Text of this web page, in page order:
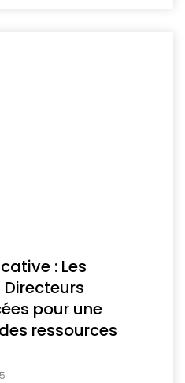
: Les
pour une
ressources